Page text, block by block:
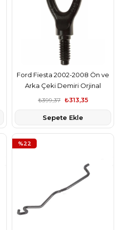
Ford Fiesta 2002-2008 Ön ve
Arka Çeki Demiri Orjinal
Marka 5T1617B804AB
₺313,35
₺399,37
Sepete Ekle
%22